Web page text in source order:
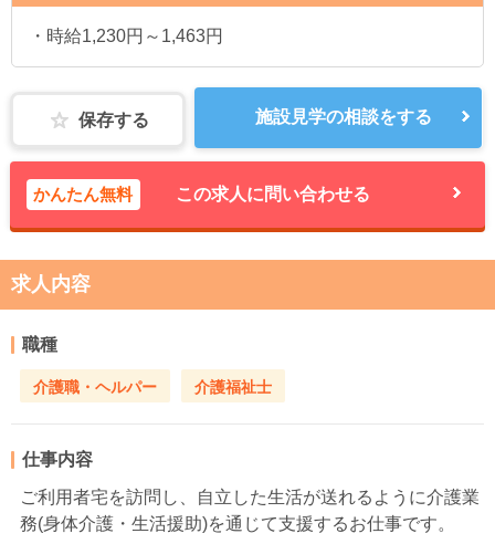
・時給1,230円～1,463円
保存する 施設見学の相談をする
かんたん無料 この求人に問い合わせる
求人内容
職種
介護職・ヘルパー 介護福祉士
仕事内容
ご利用者宅を訪問し、自立した生活が送れるように介護業
務(身体介護・生活援助)を通じて支援するお仕事です。